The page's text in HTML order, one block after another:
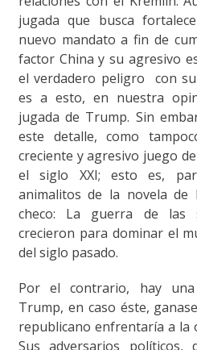
jugada que busca
nuevo mandato a fin de
factor China y su agresivo
el verdadero peligro con
es a esto, en nuestra
jugada de Trump. Sin
este detalle, como
creciente y agresivo juego
el siglo XXI; esto es,
animalitos de la novela de
checo: La guerra de las
crecieron para dominar el
del siglo pasado.
Por el contrario, hay
Trump, en caso éste,
republicano enfrentaría a la
Sus adversarios